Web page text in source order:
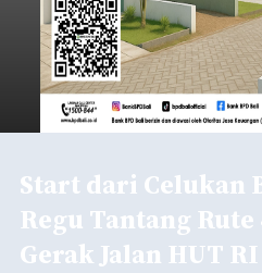
Start dari Celukan
Regu Tantang Rute
Gerak Jalan HUT